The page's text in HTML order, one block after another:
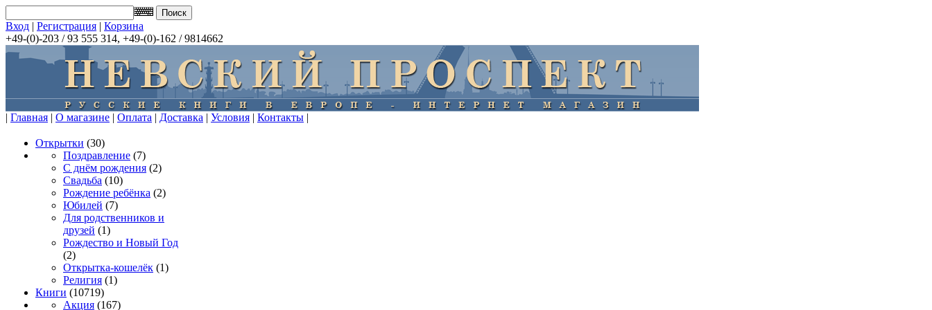
Вход | Регистрация | Корзина
+49-(0)-203 / 93 555 314, +49-(0)-162 / 9814662
| Главная | О магазине | Оплата | Доставка | Условия | Контакты |
Открытки (30)
Поздравление (7)
С днём рождения (2)
Свадьба (10)
Рождение ребёнка (2)
Юбилей (7)
Для родственников и
друзей (1)
Рождество и Новый Год
(2)
Открытка-кошелёк (1)
Религия (1)
Книги (10719)
Акция (167)